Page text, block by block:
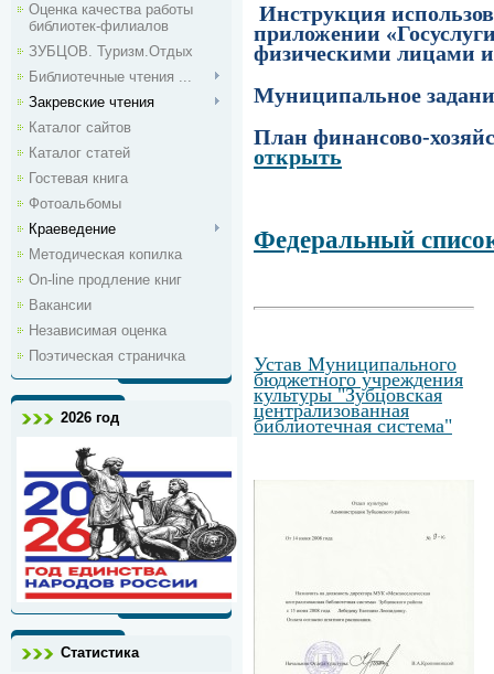
Оценка качества работы
библиотек-филиалов
ЗУБЦОВ. Туризм.Отдых
Библиотечные чтения ...
Закревские чтения
Каталог сайтов
Каталог статей
Гостевая книга
Фотоальбомы
Краеведение
Методическая копилка
On-line продление книг
Вакансии
Независимая оценка
Поэтическая страничка
2026 год
Статистика
Инструкция
приложении
физическими лицами
Муниципальное
План финансово-
открыть
Федеральный
Устав Муниципального
бюджетного учреждения
культуры "Зубцовская
централизованная
библиотечная система"